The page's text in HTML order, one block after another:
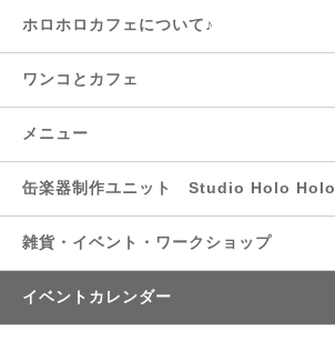
ホロホロカフェについて♪
ワンコとカフェ
メニュー
缶楽器制作ユニット Studio Holo Holo
雑貨・イベント・ワークショップ
イベントカレンダー